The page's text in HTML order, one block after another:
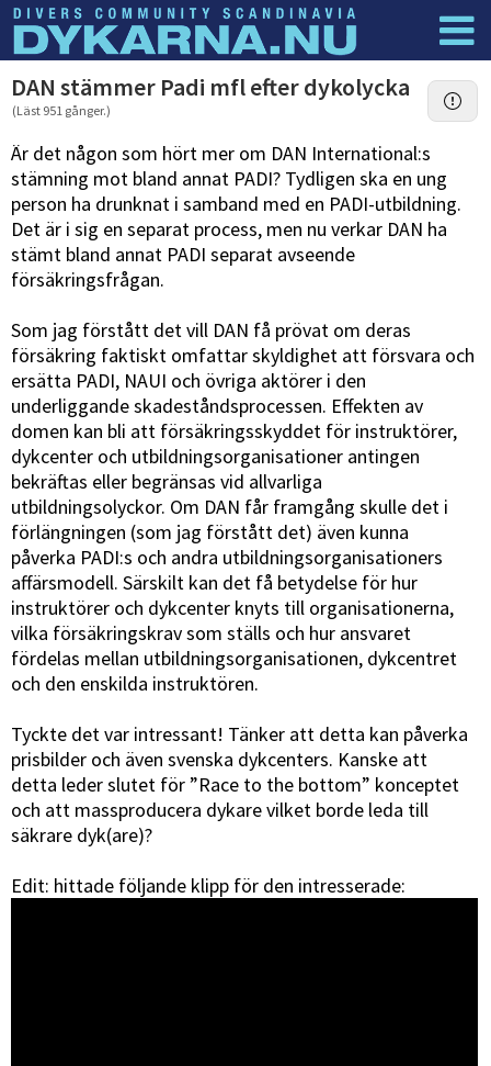
Dyknyheter Logga in
DAN stämmer Padi mfl efter dykolycka
(Läst 951 gånger.)
Är det någon som hört mer om DAN International:s
stämning mot bland annat PADI? Tydligen ska en ung
person ha drunknat i samband med en PADI-utbildning.
Det är i sig en separat process, men nu verkar DAN ha
stämt bland annat PADI separat avseende
försäkringsfrågan.
Som jag förstått det vill DAN få prövat om deras
försäkring faktiskt omfattar skyldighet att försvara och
ersätta PADI, NAUI och övriga aktörer i den
underliggande skadeståndsprocessen. Effekten av
domen kan bli att försäkringsskyddet för instruktörer,
dykcenter och utbildningsorganisationer antingen
bekräftas eller begränsas vid allvarliga
utbildningsolyckor. Om DAN får framgång skulle det i
förlängningen (som jag förstått det) även kunna
påverka PADI:s och andra utbildningsorganisationers
affärsmodell. Särskilt kan det få betydelse för hur
instruktörer och dykcenter knyts till organisationerna,
vilka försäkringskrav som ställs och hur ansvaret
fördelas mellan utbildningsorganisationen, dykcentret
och den enskilda instruktören.
Tyckte det var intressant! Tänker att detta kan påverka
prisbilder och även svenska dykcenters. Kanske att
detta leder slutet för ”Race to the bottom” konceptet
och att massproducera dykare vilket borde leda till
säkrare dyk(are)?
Edit: hittade följande klipp för den intresserade: